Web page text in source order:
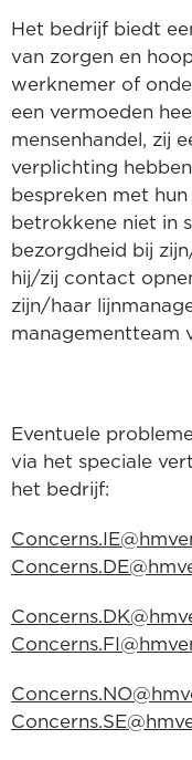
Het bedrijf biedt
van zorgen en
werknemer of
een vermoeden
mensenhandel, zij
verplichting
bespreken met
betrokkene niet in
bezorgdheid bij
hij/zij contact
zijn/haar
managementteam
Eventuele
via het speciale
het bedrijf: